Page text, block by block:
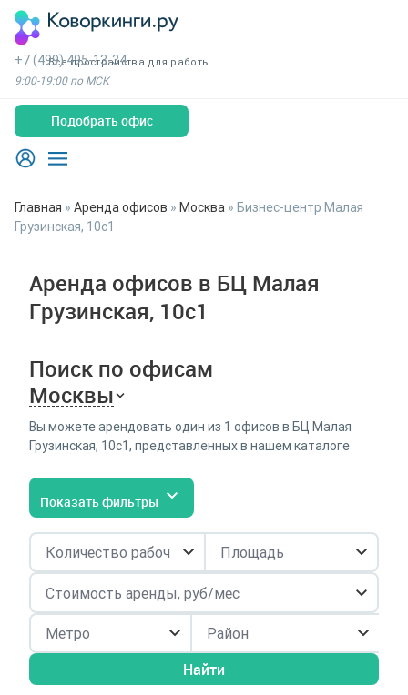
Все пространства для работы
+7 (499) 495-13-34
9:00-19:00 по МСК
Подобрать офис
Главная » Аренда офисов » Москва » Бизнес-центр Малая
Грузинская, 10с1
Аренда офисов в БЦ Малая
Грузинская, 10с1
Поиск по офисам
Москвы
Вы можете арендовать один из 1 офисов в БЦ Малая
Грузинская, 10с1, представленных в нашем каталоге
Показать фильтры
Район
Найти